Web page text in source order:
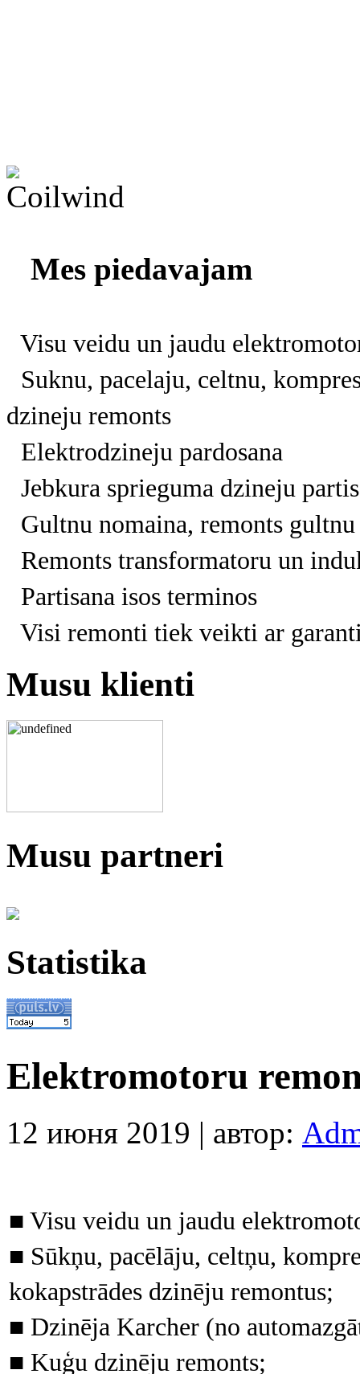
Mes piedavajam
Visu veidu un jaudu
Suknu, pacelaju, celtnu,
dzineju remonts
Elektrodzineju pardosana
Jebkura sprieguma dzineju
Gultnu nomaina, remonts
Remonts transformatoru un
Partisana isos terminos
Visi remonti tiek veikti ar
Musu klienti
Musu partneri
Statistika
Elektromotoru
12 июня 2019 | автор:
■ Visu veidu un jaudu
■ Sūkņu, pacēlāju, celtņu,
kokapstrādes dzinēju remontus;
■ Dzinēja Karcher (no
■ Kuģu dzinēju remonts;